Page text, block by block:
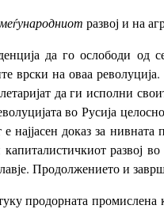
меѓународниот развој и на
да го ослободи од
врски на оваа
да ги исполни
во Русија
е најјасен доказ за
развој
Продолжението и
продорната